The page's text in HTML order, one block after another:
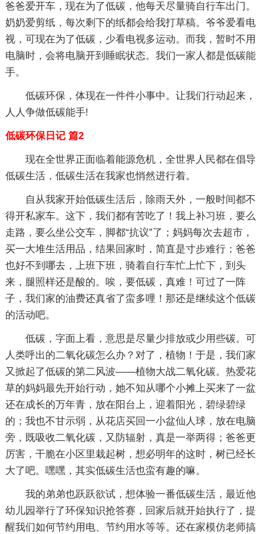
爸爸爱开车，现在为了低碳，他每天尽量骑自行车出门。
奶奶爱剪纸，每次剩下的纸都会给我打草稿。爷爷爱看电
视，可现在为了低碳，少看电视多运动。而我，暂时不用
电脑时，会将电脑开到睡眠状态。我们一家人都是低碳能
手。
低碳环保，体现在一件件小事中。让我们行动起来，
人人争做低碳能手!
低碳环保日记 篇2
现在全世界正面临着能源危机，全世界人民都在倡导
低碳生活，低碳生活在我家也悄然进行着。
自从我家开始低碳生活后，除雨天外，一般时间都不
得开私家车。这下，我们都有苦吃了！我上补习班，要么
走路，要么坐公交车，脚都“抗议”了；妈妈每次去超市，
买一大堆生活用品，结果回家时，简直是寸步难行；爸爸
也好不到哪去，上班下班，骑着自行车忙上忙下，到头
来，腿照样还是酸的。唉，要低碳，真难！可过了一阵
子，我们家的油费还真省了蛮多哩！那还是继续这个低碳
的活动吧。
低碳，字面上看，意思是尽量少排放或少用些碳。可
人类呼出的二氧化碳怎么办？对了，植物！于是，我们家
又掀起了低碳的第二风波——植物大战二氧化碳。热爱花
草的妈妈最先开始行动，她不知从哪个小摊上买来了一盆
还在成长的万年青，放在阳台上，迎着阳光，碧绿碧绿
的；我也不甘示弱，从花店买回一小盆仙人球，放在电脑
旁，既吸收二氧化碳，又防辐射，真是一举两得；爸爸更
厉害，干脆在小区里栽起树，想必明年的这时，树已经长
大了吧。嘿嘿，其实低碳生活也蛮有趣的嘛。
我的弟弟也跃跃欲试，想体验一番低碳生活，最近他
幼儿园举行了环保知识抢答赛，回家后就开始执行了，提
醒我们如何节约用电、节约用水等等。还在家模仿老师搞